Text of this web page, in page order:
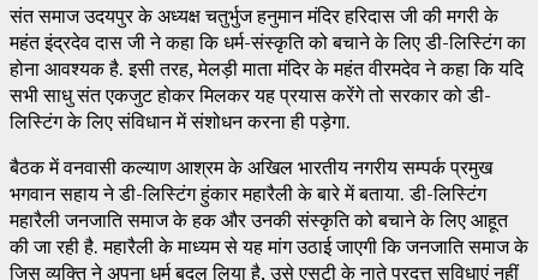
संत समाज उदयपुर के अध्यक्ष चतुर्भुज हनुमान मंदिर हरिदास जी की मगरी के
महंत इंद्रदेव दास जी ने कहा कि धर्म-संस्कृति को बचाने के लिए डी-लिस्टिंग का
होना आवश्यक है. इसी तरह, मेलड़ी माता मंदिर के महंत वीरमदेव ने कहा कि यदि
सभी साधु संत एकजुट होकर मिलकर यह प्रयास करेंगे तो सरकार को डी-
लिस्टिंग के लिए संविधान में संशोधन करना ही पड़ेगा.
बैठक में वनवासी कल्याण आश्रम के अखिल भारतीय नगरीय सम्पर्क प्रमुख
भगवान सहाय ने डी-लिस्टिंग हुंकार महारैली के बारे में बताया. डी-लिस्टिंग
महारैली जनजाति समाज के हक और उनकी संस्कृति को बचाने के लिए आहूत
की जा रही है. महारैली के माध्यम से यह मांग उठाई जाएगी कि जनजाति समाज के
जिस व्यक्ति ने अपना धर्म बदल लिया है, उसे एसटी के नाते प्रदत्त सुविधाएं नहीं